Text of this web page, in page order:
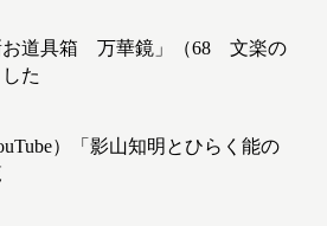
お道具箱 万華鏡」（68 文楽の
た
）「影山知明とひらく能の